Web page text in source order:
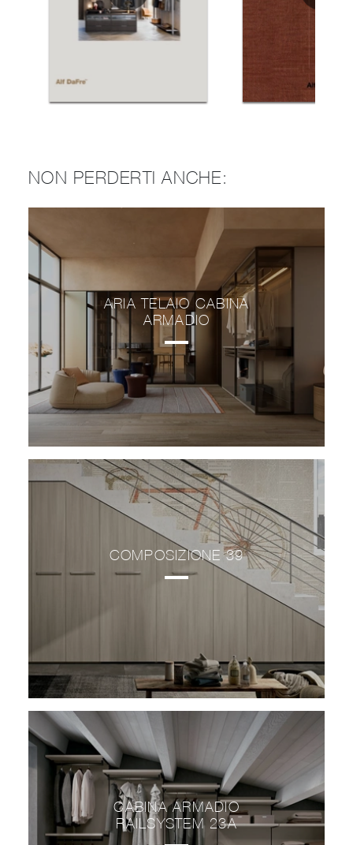
NON PERDERTI ANCHE:
ARIA TELAIO CABINA
ARMADIO
COMPOSIZIONE 39
CABINA ARMADIO
RAILSYSTEM 23A